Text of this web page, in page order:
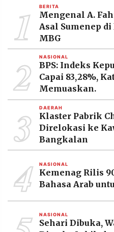
1 BERITA
Mengenal A.
Asal Sumenep
MBG
2 NASIONAL
BPS: Indeks
Capai 83,28%,
Memuaskan.
3 DAERAH
Klaster Pabrik
Direlokasi ke
Bangkalan
4 NASIONAL
Kemenag Rilis
Bahasa Arab
NASIONAL
Sehari Dibuka,